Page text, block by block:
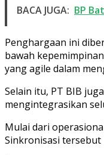
BACA JUGA: BP
Penghargaan ini
bawah
yang agile dalam
Selain itu, PT BIB
mengintegrasikan
Mulai dari
Sinkronisasi tersebut